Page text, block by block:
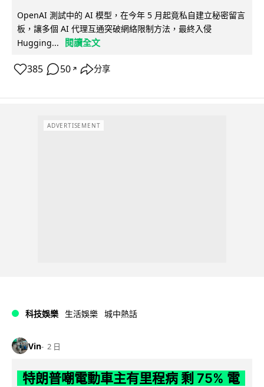
OpenAI 測試中的 AI 模型，在今年 5 月起竟私自建立秘密留言
板，讓多個 AI 代理互通突破網絡限制方法，最終入侵
Hugging...
閱讀全文
385 50 ↗ 分享
ADVERTISEMENT
科技娛樂 生活娛樂 城中熱話
Vin 2 日
特朗普嘲電動車主有里程病 剩 75% 電